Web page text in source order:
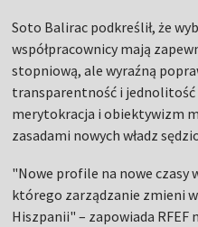
Soto Balirac podkreślił, że
współpracownicy mają
stopniową, ale wyraźną
transparentność i
merytokracja i obiektywizm
zasadami nowych władz
"Nowe profile na nowe czasy
którego zarządzanie zmieni
Hiszpanii" – zapowiada